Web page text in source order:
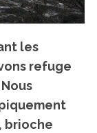
les
refuge
brioche